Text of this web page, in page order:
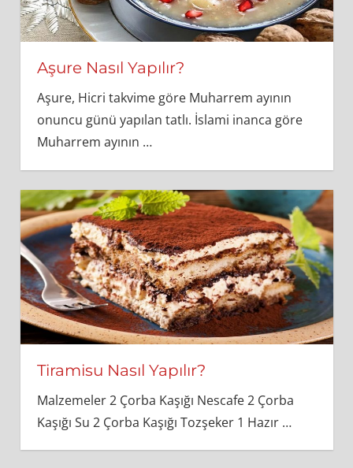
Aşure Nasıl Yapılır?
Aşure, Hicri takvime göre Muharrem ayının
onuncu günü yapılan tatlı. İslami inanca göre
Muharrem ayının …
Tiramisu Nasıl Yapılır?
Malzemeler 2 Çorba Kaşığı Nescafe 2 Çorba
Kaşığı Su 2 Çorba Kaşığı Tozşeker 1 Hazır …